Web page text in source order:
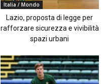
Italia / Mondo
Lazio, proposta di legge per
rafforzare sicurezza e vivibilità
spazi urbani